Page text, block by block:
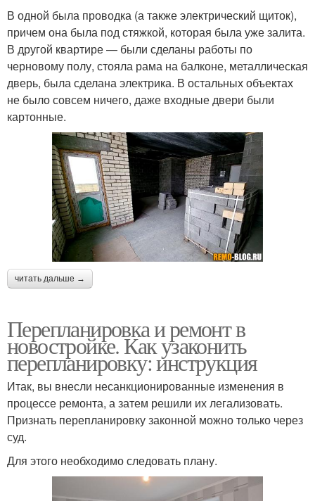
В одной была проводка (а также электрический щиток),
причем она была под стяжкой, которая была уже залита.
В другой квартире — были сделаны работы по
черновому полу, стояла рама на балконе, металлическая
дверь, была сделана электрика. В остальных объектах
не было совсем ничего, даже входные двери были
картонные.
читать дальше →
Перепланировка и ремонт в
новостройке. Как узаконить
перепланировку: инструкция
Итак, вы внесли несанкционированные изменения в
процессе ремонта, а затем решили их легализовать.
Признать перепланировку законной можно только через
суд.
Для этого необходимо следовать плану.